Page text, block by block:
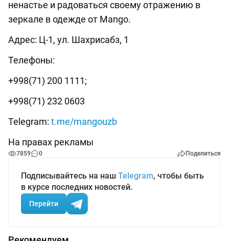
ненастье и радоваться своему отражению в
зеркале в одежде от Mango.
Адрес: Ц-1, ул. Шахрисабз, 1
Телефоны:
+998(71) 200 1111;
+998(71) 232 0603
Telegram: t.me/mangouzb
На правах рекламы
7859 0 Поделиться
Подписывайтесь на наш Telegram, чтобы быть
в курсе последних новостей.
Перейти